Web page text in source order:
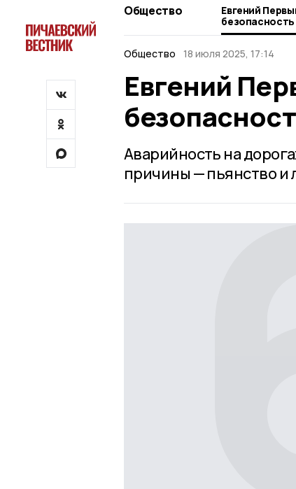
Общество
Евгений
Общество
18 июля 2025, 17:14
Евгений
Аварийность на
причины — пьянство и